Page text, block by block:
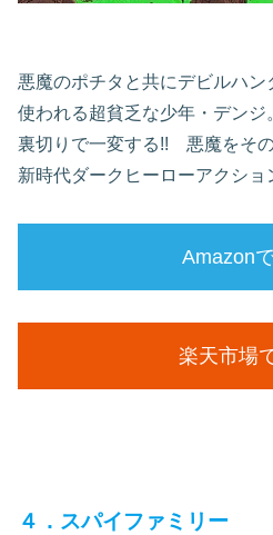
悪魔のポチタと共にデビルハン
使われる超貧乏な少年・デン
裏切りで一変する!! 悪魔をその
新時代ダークヒーローアクショ
Amazon
楽天市場
４．スパイファミリー